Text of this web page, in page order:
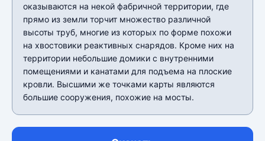
оказываются на некой фабричной территории, где
прямо из земли торчит множество различной
высоты труб, многие из которых по форме похожи
на хвостовики реактивных снарядов. Кроме них на
территории небольшие домики с внутренними
помещениями и канатами для подъема на плоские
кровли. Высшими же точками карты являются
большие сооружения, похожие на мосты.